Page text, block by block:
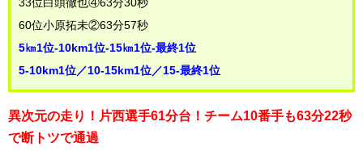
60位小原拓未②63分57秒
5㎞1位-10km1位-15㎞1位-最終1位
5-10km1位／10-15km1位／15-最終1位
異次元の走り！片西選手61分台！チーム10番手も63分22秒
で断トツで通過